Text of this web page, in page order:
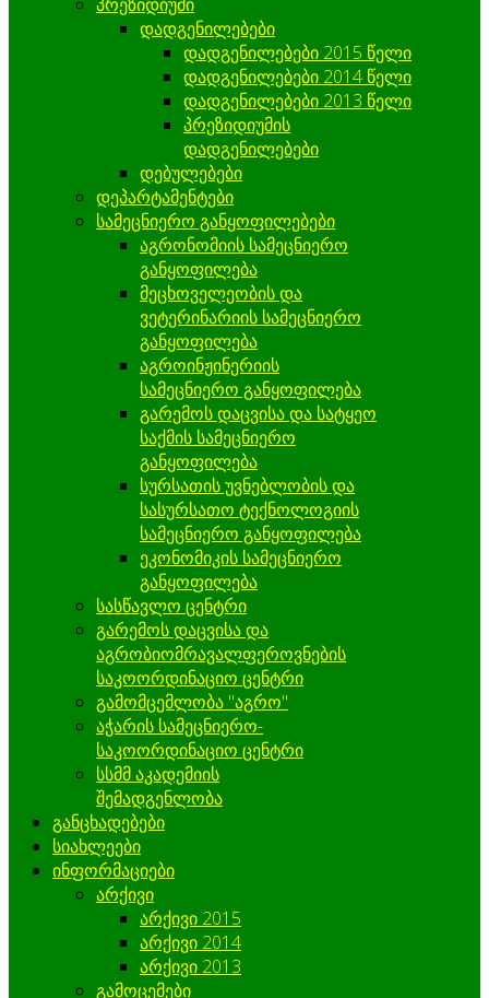
დადგენილებები
დადგენილებები 2015 წელი
დადგენილებები 2014 წელი
დადგენილებები 2013 წელი
პრეზიდიუმის
დადგენილებები
დებულებები
დეპარტამენტები
სამეცნიერო განყოფილებები
აგრონომიის სამეცნიერო
განყოფილება
მეცხოველეობის და
ვეტერინარიის სამეცნიერო
განყოფილება
აგროინჟინერიის
სამეცნიერო განყოფილება
გარემოს დაცვისა და სატყეო
საქმის სამეცნიერო
განყოფილება
სურსათის უვნებლობის და
სასურსათო ტექნოლოგიის
სამეცნიერო განყოფილება
ეკონომიკის სამეცნიერო
განყოფილება
სასწავლო ცენტრი
გარემოს დაცვისა და
აგრობიომრავალფეროვნების
საკოორდინაციო ცენტრი
გამომცემლობა "აგრო"
აჭარის სამეცნიერო-
საკოორდინაციო ცენტრი
სსმმ აკადემიის
შემადგენლობა
განცხადებები
სიახლეები
ინფორმაციები
არქივი
არქივი 2015
არქივი 2014
არქივი 2013
გამოცემები